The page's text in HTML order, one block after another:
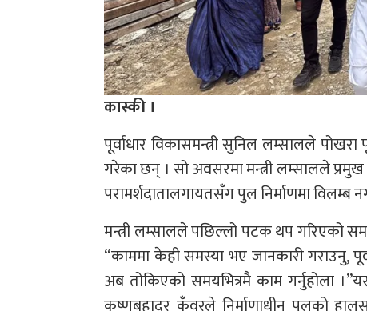
कास्की ।
पूर्वाधार विकासमन्त्री सुनिल लम्सालले
गरेका छन् । सो अवसरमा मन्त्री लम्सालले प्रमुख
परामर्शदातालगायतसँग पुल निर्माणमा विलम्ब
मन्त्री लम्सालले पछिल्लो पटक थप गरिएको
“काममा केही समस्या भए जानकारी गराउनु,
अब तोकिएको समयभित्रमै काम गर्नुहोला